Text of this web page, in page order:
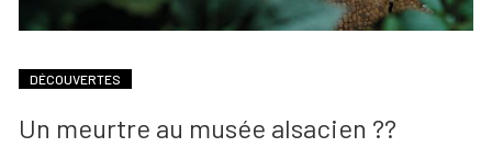
DÉCOUVERTES
Un meurtre au musée alsacien ??